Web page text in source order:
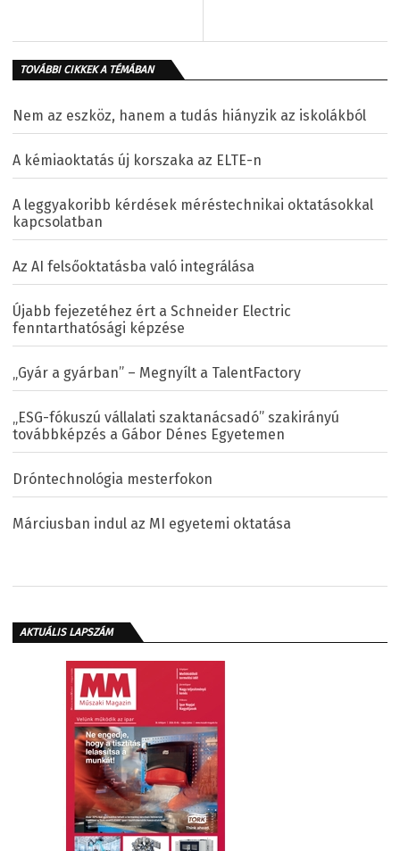
TOVÁBBI CIKKEK A TÉMÁBAN
Nem az eszköz, hanem a tudás hiányzik az iskolákból
A kémiaoktatás új korszaka az ELTE-n
A leggyakoribb kérdések méréstechnikai oktatásokkal
kapcsolatban
Az AI felsőoktatásba való integrálása
Újabb fejezetéhez ért a Schneider Electric
fenntarthatósági képzése
„Gyár a gyárban” – Megnyílt a TalentFactory
„ESG-fókuszú vállalati szaktanácsadó” szakirányú
továbbképzés a Gábor Dénes Egyetemen
Dróntechnológia mesterfokon
Márciusban indul az MI egyetemi oktatása
AKTUÁLIS LAPSZÁM